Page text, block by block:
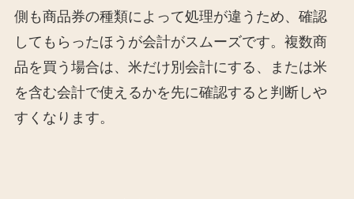
側も商品券の種類によって処理が違うため、確認
してもらったほうが会計がスムーズです。複数商
品を買う場合は、米だけ別会計にする、または米
を含む会計で使えるかを先に確認すると判断しや
すくなります。